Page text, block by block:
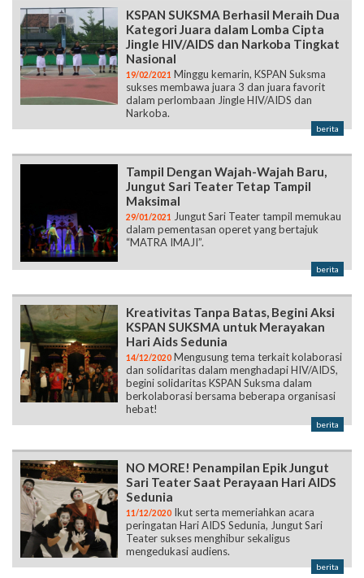
KSPAN SUKSMA Berhasil Meraih Dua
Kategori Juara dalam Lomba Cipta
Jingle HIV/AIDS dan Narkoba Tingkat
Nasional
19/02/2021 Minggu kemarin, KSPAN Suksma
sukses membawa juara 3 dan juara favorit
dalam perlombaan Jingle HIV/AIDS dan
Narkoba.
berita
Tampil Dengan Wajah-Wajah Baru,
Jungut Sari Teater Tetap Tampil
Maksimal
29/01/2021 Jungut Sari Teater tampil memukau
dalam pementasan operet yang bertajuk
“MATRA IMAJI”.
berita
Kreativitas Tanpa Batas, Begini Aksi
KSPAN SUKSMA untuk Merayakan
Hari Aids Sedunia
14/12/2020 Mengusung tema terkait kolaborasi
dan solidaritas dalam menghadapi HIV/AIDS,
begini solidaritas KSPAN Suksma dalam
berkolaborasi bersama beberapa organisasi
hebat!
berita
NO MORE! Penampilan Epik Jungut
Sari Teater Saat Perayaan Hari AIDS
Sedunia
11/12/2020 Ikut serta memeriahkan acara
peringatan Hari AIDS Sedunia, Jungut Sari
Teater sukses menghibur sekaligus
mengedukasi audiens.
berita